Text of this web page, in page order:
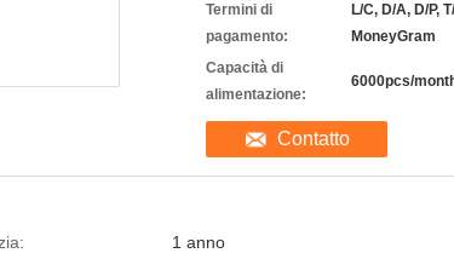
Termini di
pagamento:
L/C, D/A, D/P,
MoneyGram
Capacità di
alimentazione:
6000pcs/
Contatto
1 anno